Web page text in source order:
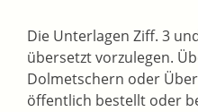
Die Unterlagen Ziff. 3
übersetzt vorzulegen.
Dolmetschern oder
öffentlich bestellt oder